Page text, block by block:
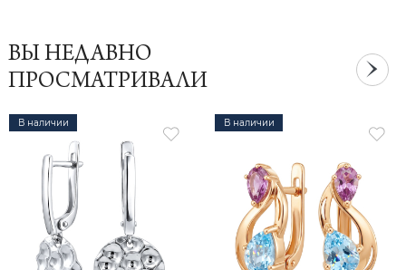
ВЫ НЕДАВНО
ПРОСМАТРИВАЛИ
В наличии В наличии